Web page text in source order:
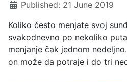
Published: 21 June 2019
Koliko često menjate svoj
svakodnevno po nekoliko
menjanje čak jednom
on može da potraje i do tri